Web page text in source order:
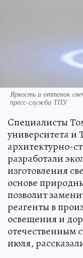
Яркость и оттенок
пресс-служба ТПУ
Cпециалисты
университета и
архитектурно-
разработали
изготовления
основе
позволит
реагенты в
освещения и
отечественным
июля,